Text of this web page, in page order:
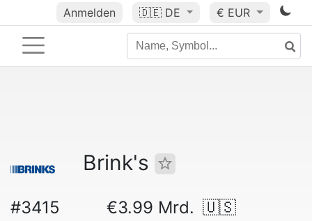
Anmelden 🇩🇪 DE € EUR
Brink's
#3415 €3.99 Mrd. 🇺🇸